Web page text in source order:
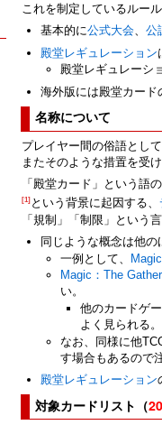
これを制定しているルー
基本的に公式大会、 公
殿堂レギュレーション
殿堂レギュレーシ
海外版には殿堂カード
名称について
プレイヤー間の俗語として
またそのような措置を受
「殿堂カード」という語
[1] という背景に起因する、
「規制」「制限」という
同じような概念は他の
一例として、
Magic：The
い。
他のカードゲ
よく見られる。
なお、同様に他
す場合もあるので
殿堂レギュレーション
対象カードリスト（